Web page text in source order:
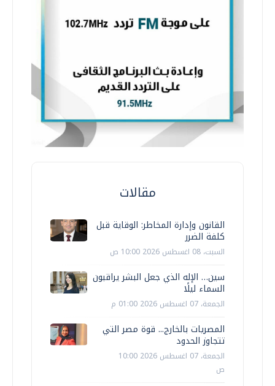
مقالات
القانون وإدارة المخاطر: الوقاية قبل
كلفة الضرر
السبت، 08 اغسطس 2026 10:00 ص
سين… الإله الذي جعل البشر يراقبون
السماء ليلًا
الجمعة، 07 اغسطس 2026 01:00 م
المصريات بالخارج... قوة مصر التي
تتجاوز الحدود
الجمعة، 07 اغسطس 2026 10:00
ص